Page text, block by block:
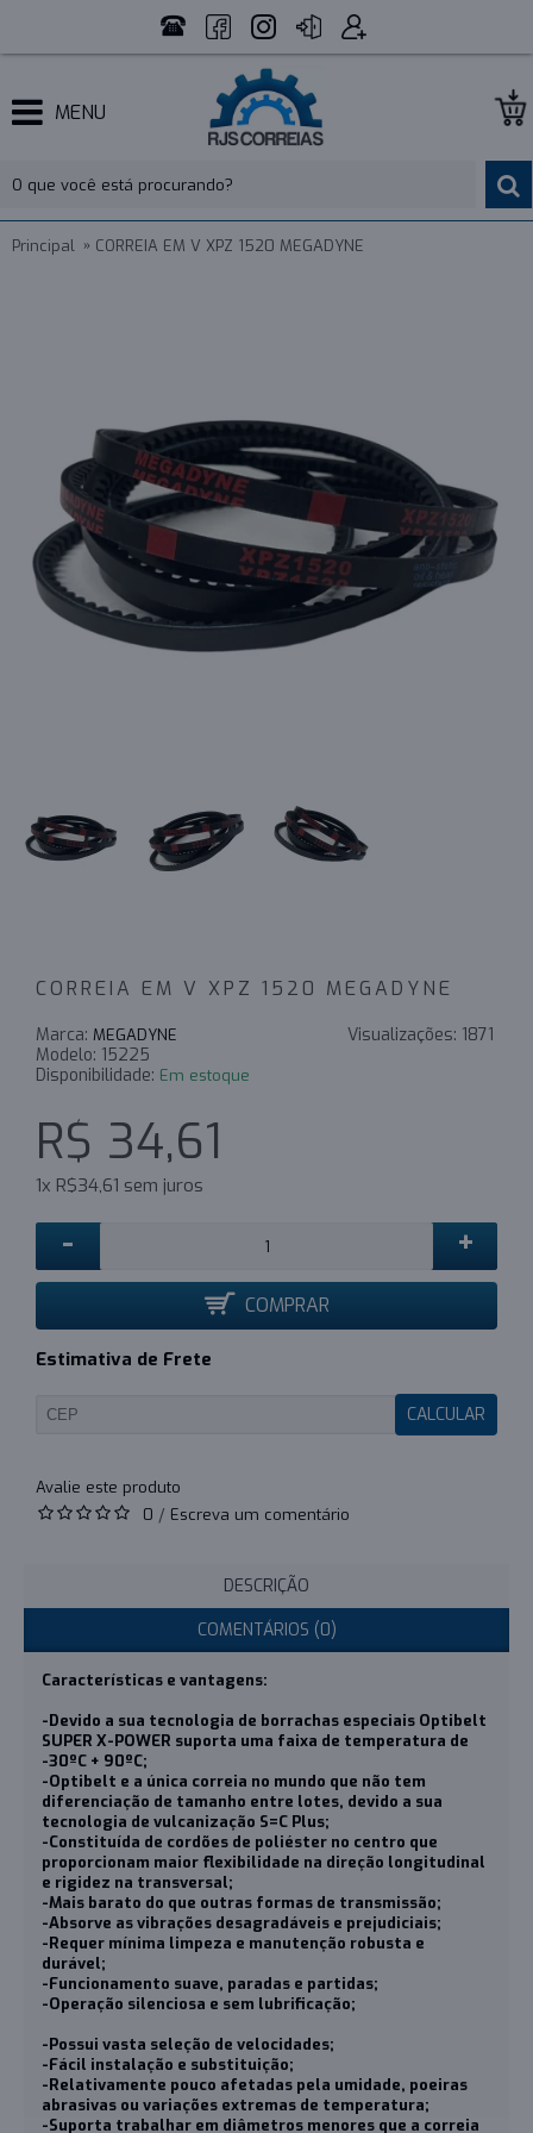
MENU
Principal CORREIA EM V XPZ 1520 MEGADYNE
CORREIA EM V XPZ 1520 MEGADYNE
Visualizações: 1871
Marca: MEGADYNE
Modelo: 15225
Disponibilidade: Em estoque
R$ 34,61
1x R$34,61 sem juros
- +
COMPRAR
Estimativa de Frete
CALCULAR
0 / Escreva um comentário
DESCRIÇÃO
COMENTÁRIOS (0)
Características e vantagens:
-Devido a sua tecnologia de borrachas especiais Optibelt
SUPER X-POWER suporta uma faixa de temperatura de
-30ºC + 90ºC;
-Optibelt e a única correia no mundo que não tem
diferenciação de tamanho entre lotes, devido a sua
tecnologia de vulcanização S=C Plus;
-Constituída de cordões de poliéster no centro que
proporcionam maior flexibilidade na direção longitudinal
e rigidez na transversal;
-Mais barato do que outras formas de transmissão;
-Absorve as vibrações desagradáveis e prejudiciais;
-Requer mínima limpeza e manutenção robusta e
durável;
-Funcionamento suave, paradas e partidas;
-Operação silenciosa e sem lubrificação;
-Possui vasta seleção de velocidades;
-Fácil instalação e substituição;
-Relativamente pouco afetadas pela umidade, poeiras
abrasivas ou variações extremas de temperatura;
-Suporta trabalhar em diâmetros menores que a correia